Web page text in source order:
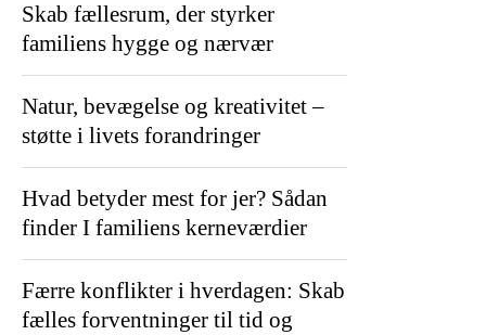
Skab fællesrum, der styrker
familiens hygge og nærvær
Natur, bevægelse og kreativitet –
støtte i livets forandringer
Hvad betyder mest for jer? Sådan
finder I familiens kerneværdier
Færre konflikter i hverdagen: Skab
fælles forventninger til tid og